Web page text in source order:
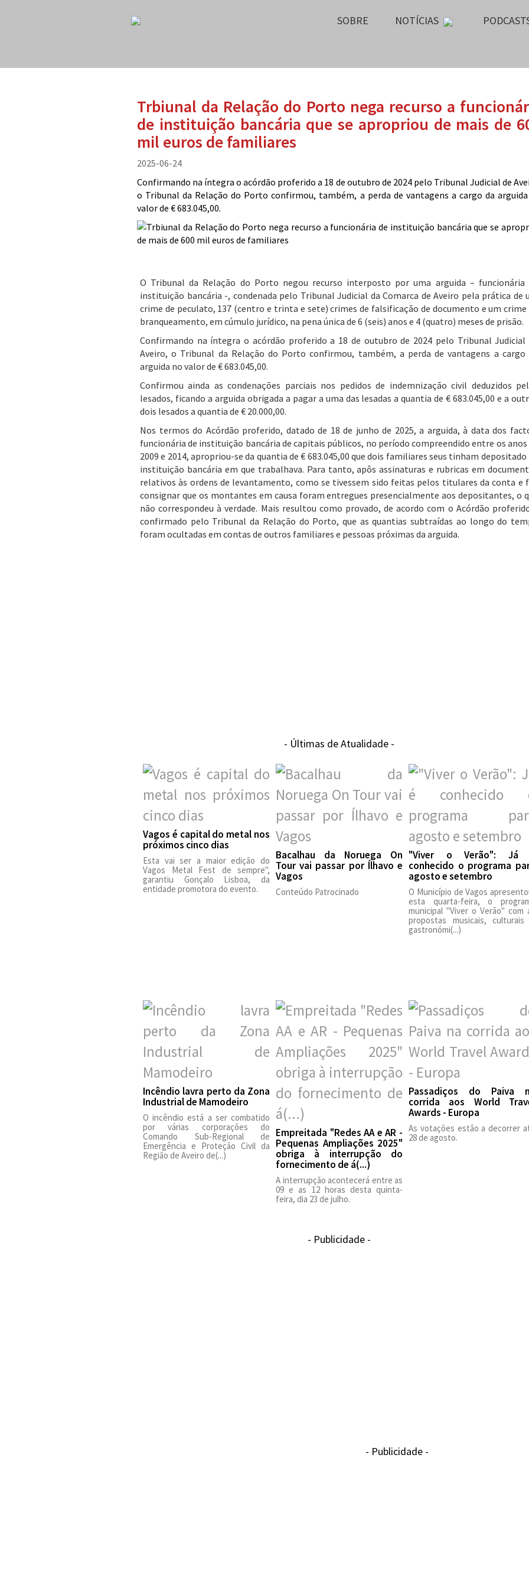
SOBRE NOTÍCIAS
Trbiunal da Relação do Porto nega recurso a
de instituição bancária que se apropriou de mais de
mil euros de familiares
2025-06-24
Confirmando na íntegra o acórdão proferido a 18 de outubro de 2024 pelo Tribunal Judicial de
o Tribunal da Relação do Porto confirmou, também, a perda de vantagens a cargo da
valor de € 683.045,00.
O Tribunal da Relação do Porto negou recurso interposto por uma arguida – funcionária
instituição bancária -, condenada pelo Tribunal Judicial da Comarca de Aveiro pela prática de
crime de peculato, 137 (centro e trinta e sete) crimes de falsificação de documento e um crime
branqueamento, em cúmulo jurídico, na pena única de 6 (seis) anos e 4 (quatro) meses de prisão.
Confirmando na íntegra o acórdão proferido a 18 de outubro de 2024 pelo Tribunal Judicial
Aveiro, o Tribunal da Relação do Porto confirmou, também, a perda de vantagens a cargo
arguida no valor de € 683.045,00.
Confirmou ainda as condenações parciais nos pedidos de indemnização civil deduzidos
lesados, ficando a arguida obrigada a pagar a uma das lesadas a quantia de € 683.045,00 e a
dois lesados a quantia de € 20.000,00.
Nos termos do Acórdão proferido, datado de 18 de junho de 2025, a arguida, à data dos
funcionária de instituição bancária de capitais públicos, no período compreendido entre os anos
2009 e 2014, apropriou-se da quantia de € 683.045,00 que dois familiares seus tinham depositado
instituição bancária em que trabalhava. Para tanto, apôs assinaturas e rubricas em
relativos às ordens de levantamento, como se tivessem sido feitas pelos titulares da conta e
consignar que os montantes em causa foram entregues presencialmente aos depositantes, o
não correspondeu à verdade. Mais resultou como provado, de acordo com o Acórdão
confirmado pelo Tribunal da Relação do Porto, que as quantias subtraídas ao longo do
foram ocultadas em contas de outros familiares e pessoas próximas da arguida.
- Últimas de Atualidade -
Vagos é capital do metal nos
próximos cinco dias
Esta vai ser a maior edição do
Vagos Metal Fest de sempre",
garantiu Gonçalo Lisboa, da
entidade promotora do evento.
Bacalhau da Noruega On
Tour vai passar por Ílhavo e
Vagos
Conteúdo Patrocinado
"Viver o Verão": Já
conhecido o programa
agosto e setembro
O Município de Vagos
esta quarta-feira, o
municipal "Viver o Verão" com
propostas musicais,
gastronómi(...)
Incêndio lavra perto da Zona
Industrial de Mamodeiro
O incêndio está a ser combatido
por várias corporações do
Comando Sub-Regional de
Emergência e Proteção Civil da
Região de Aveiro de(...)
Empreitada "Redes AA e AR -
Pequenas Ampliações 2025"
obriga à interrupção do
fornecimento de á(...)
A interrupção acontecerá entre as
09 e as 12 horas desta quinta-
feira, dia 23 de julho.
Passadiços do Paiva
corrida aos World
Awards - Europa
As votações estão a decorrer
28 de agosto.
- Publicidade -
- Publicidade -